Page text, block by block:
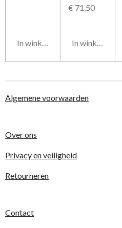
In winkelwagen
€ 71,50
In winkelwagen
Algemene voorwaarden
Over ons
Privacy en veiligheid
Retourneren
Contact